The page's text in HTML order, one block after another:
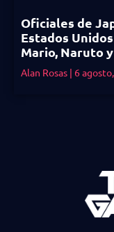
Oficiales de
Estados
Mario, Naruto
Alan Rosas 6